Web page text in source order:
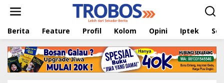
t
Berita Feature Profil Kolom Opini Iptek